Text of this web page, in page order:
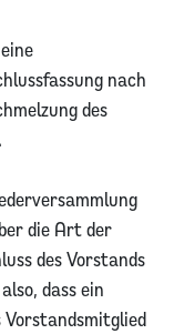
nach
des
die Art der
des Vorstands
dass ein